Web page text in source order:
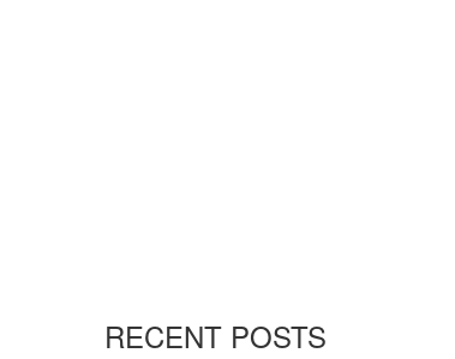
RECENT POSTS